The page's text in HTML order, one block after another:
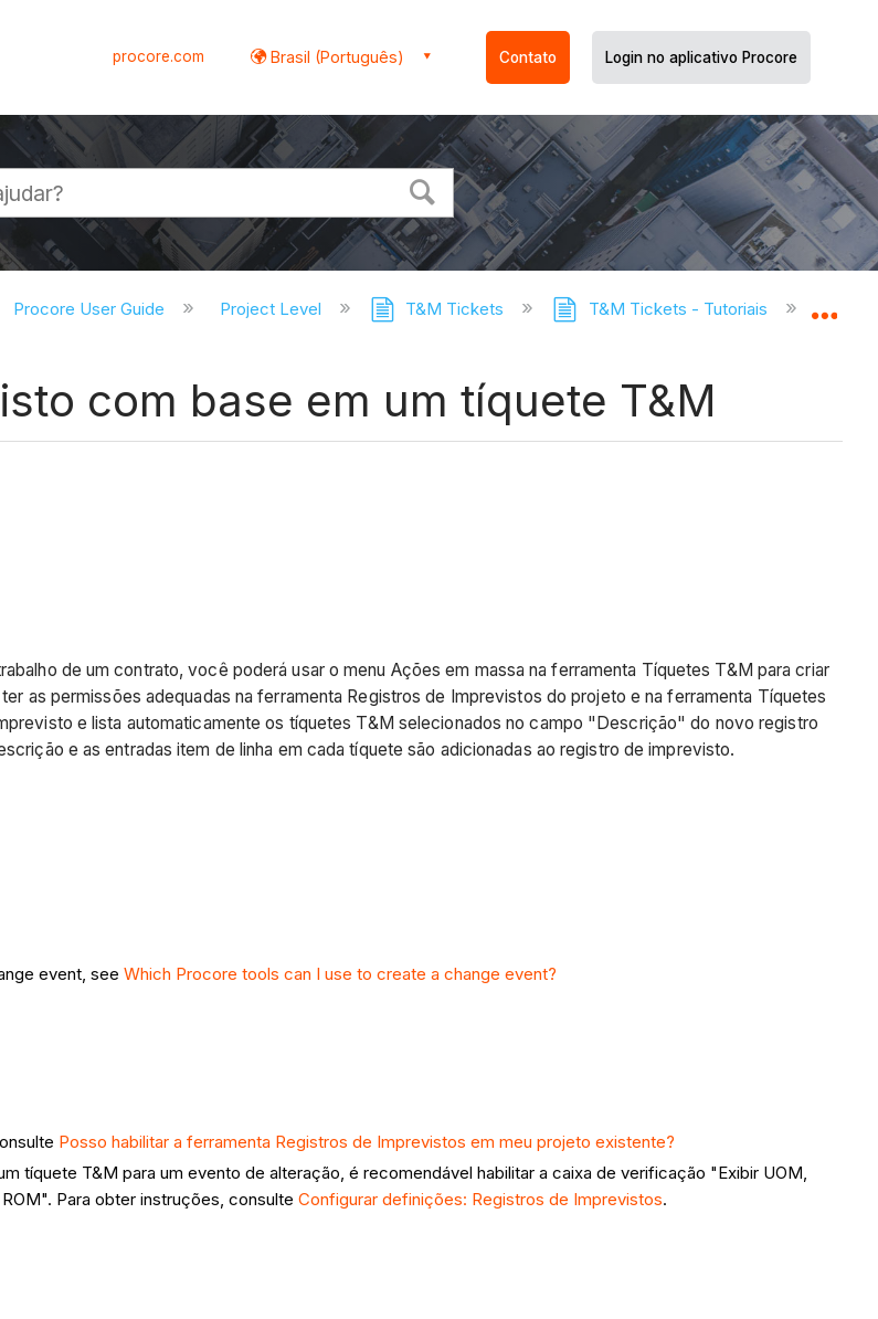
procore.com Brasil (Português) Contato Login no aplicativo Procore
Procore User Guide Project Level T&M Tickets T&M Tickets - Tutoriais Criar
com base em um tíquete T&M
de um contrato, você poderá usar o menu Ações em massa na ferramenta Tíquetes T&M para criar
as permissões adequadas na ferramenta Registros de Imprevistos do projeto e na ferramenta Tíquetes
e lista automaticamente os tíquetes T&M selecionados no campo "Descrição" do novo registro
e as entradas item de linha em cada tíquete são adicionadas ao registro de imprevisto.
event, see Which Procore tools can I use to create a change event?
Posso habilitar a ferramenta Registros de Imprevistos em meu projeto existente?
tíquete T&M para um evento de alteração, é recomendável habilitar a caixa de verificação "Exibir UOM,
Para obter instruções, consulte Configurar definições: Registros de Imprevistos.